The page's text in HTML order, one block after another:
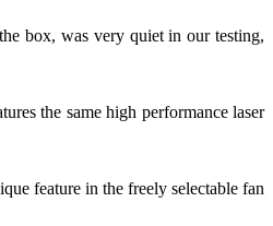
box, was very quiet in our testing,
the same high performance laser
feature in the freely selectable fan